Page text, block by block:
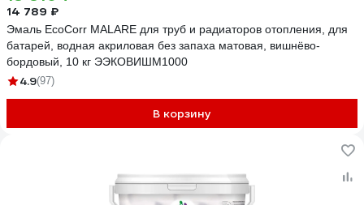
14 789 ₽
Эмаль EcoCorr MALARE для труб и радиаторов отопления, для
батарей, водная акриловая без запаха матовая, вишнёво-
бордовый, 10 кг ЭЭКОВИШМ1000
4.9(97)
В корзину